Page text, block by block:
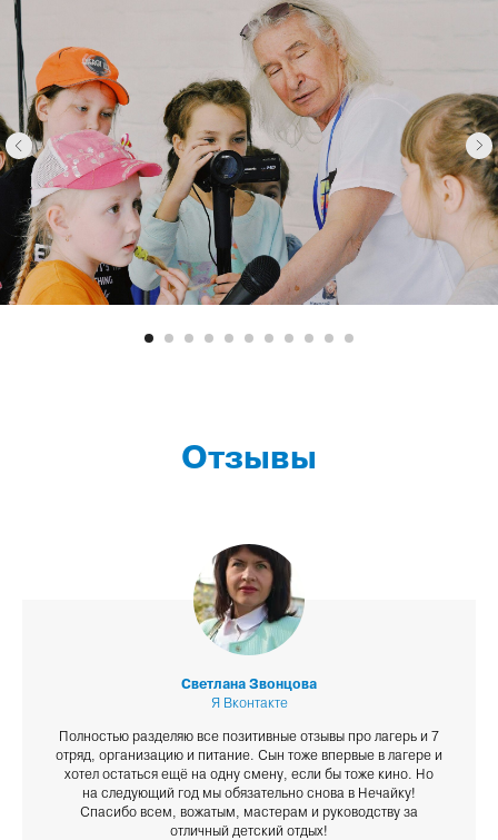
Отзывы
Светлана Звонцова
Я Вконтакте
Полностью разделяю все позитивные отзывы про лагерь и 7
отряд, организацию и питание. Сын тоже впервые в лагере и
хотел остаться ещё на одну смену, если бы тоже кино. Но
на следующий год мы обязательно снова в Нечайку!
Спасибо всем, вожатым, мастерам и руководству за
отличный детский отдых!